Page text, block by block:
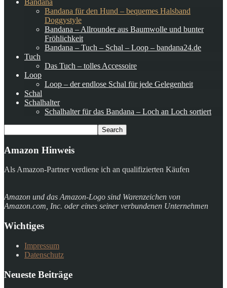
Bandana
Bandana für den Hund – bequemes Halsband
Doggystyle
Bandana – Allrounder aus Baumwolle und bunter
Fröhlichkeit
Bandana – Tuch – Schal – Loop – bandana24.de
Tuch
Das Tuch – tolles Accessoire
Loop
Loop – der endlose Schal für jede Gelegenheit
Schal
Schalhalter
Schalhalter für das Bandana – Loch an Loch sortiert
Amazon Hinweis
Als Amazon-Partner verdiene ich an qualifizierten Käufen
Amazon und das Amazon-Logo sind Warenzeichen von
Amazon.com, Inc. oder eines seiner verbundenen Unternehmen
Wichtiges
Impressum
Datenschutz
Neueste Beiträge